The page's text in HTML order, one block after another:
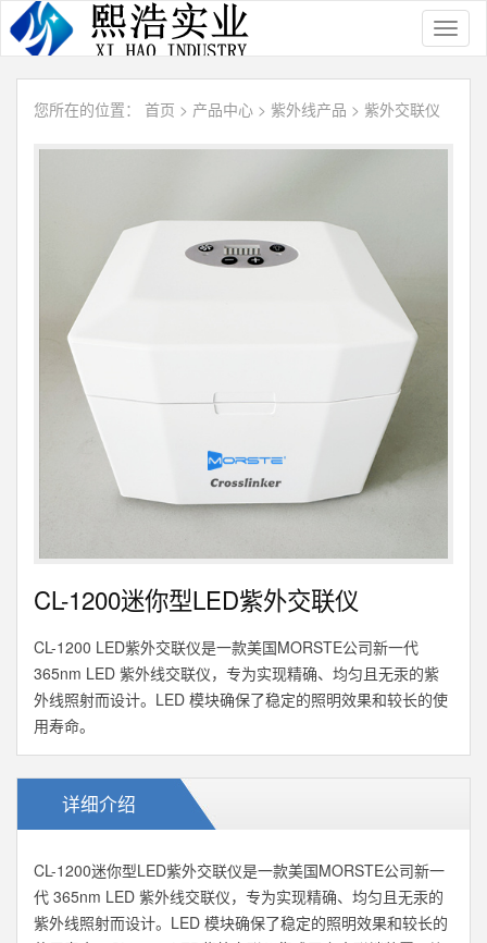
您所在的位置： 首页 > 产品中心 > 紫外线产品 > 紫外交联仪
CL-1200迷你型LED紫外交联仪
CL-1200 LED紫外交联仪是一款美国MORSTE公司新一代
365nm LED 紫外线交联仪，专为实现精确、均匀且无汞的紫
外线照射而设计。LED 模块确保了稳定的照明效果和较长的使
用寿命。
详细介绍
CL-1200迷你型LED紫外交联仪是一款美国MORSTE公司新一
代 365nm LED 紫外线交联仪，专为实现精确、均匀且无汞的
紫外线照射而设计。LED 模块确保了稳定的照明效果和较长的